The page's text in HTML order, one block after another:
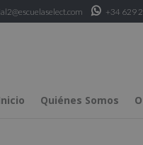
+34 629
Quiénes Somos